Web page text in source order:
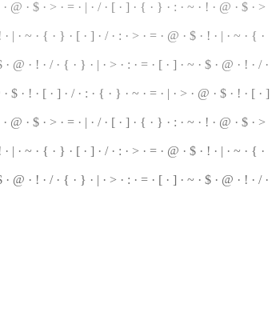
· @ · $ · > · = · | · / · [ · ] · { · } · : · ~ · ! · @ · $ · >
| · ~ · { · } · [ · ] · / · : · > · = · @ · $ · ! · | · ~ · { ·
@ · ! · / · { · } · | · > · : · = · [ · ] · ~ · $ · @ · ! · / ·
$ · ! · [ · ] · / · : · { · } · ~ · = · | · > · @ · $ · ! · [ · ]
@ · $ · > · = · | · / · [ · ] · { · } · : · ~ · ! · @ · $ · >
· | · ~ · { · } · [ · ] · /· : · > · = · @ · $ · ! · | · ~ · { ·
· @ · ! · / · { · } · | · > · : · = · [ · ] · ~ · $ · @ · ! · / ·